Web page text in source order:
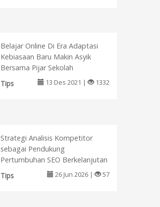
Belajar Online Di Era Adaptasi
Kebiasaan Baru Makin Asyik
Bersama Pijar Sekolah
Tips
13 Des 2021 | 1332
Strategi Analisis Kompetitor
sebagai Pendukung
Pertumbuhan SEO Berkelanjutan
Tips
26 Jun 2026 | 57